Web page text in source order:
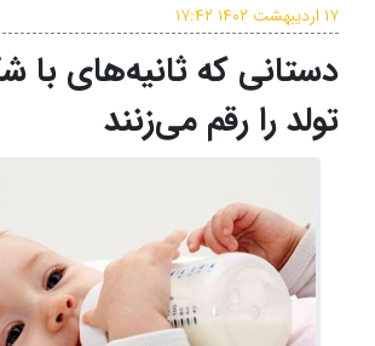
هشدار سطح نارنجی در استان
۱۷ اردیبهشت ۱۴۰۲
۱۷:۴۲
دستانی که ثانیه‌های با
تولد را رقم می‌زنند